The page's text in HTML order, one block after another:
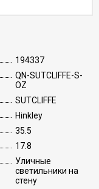
194337
QN-SUTCLIFFE-S-
OZ
SUTCLIFFE
Hinkley
35.5
17.8
Уличные
светильники на
стену